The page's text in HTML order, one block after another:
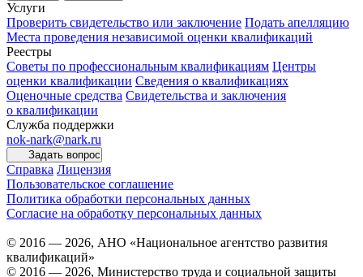
Услуги
Проверить свидетельство или заключение Подать апелляцию
Места проведения независимой оценки квалификаций
Реестры
Советы по профессиональным квалификациям Центры
оценки квалификации Сведения о квалификациях
Оценочные средства Свидетельства и заключения
о квалификации
Служба поддержки
nok-nark@nark.ru
Задать вопрос
Справка Лицензия
Пользовательское соглашение
Политика обработки персональных данных
Согласие на обработку персональных данных
© 2016 — 2026, АНО «Национальное агентство развития
квалификаций»
© 2016 — 2026, Министерство труда и социальной защиты